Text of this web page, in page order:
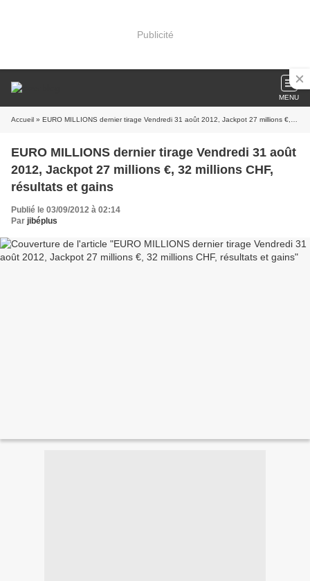
Publicité
MENU
Accueil » EURO MILLIONS dernier tirage Vendredi 31 août 2012, Jackpot 27 millions €, 32 millions CHF, résultats et gains
EURO MILLIONS dernier tirage Vendredi 31 août
2012, Jackpot 27 millions €, 32 millions CHF,
résultats et gains
Publié le 03/09/2012 à 02:14
Par jibéplus